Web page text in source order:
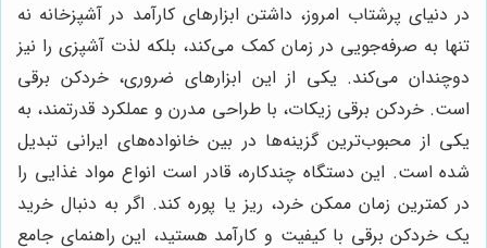
در دنیای پرشتاب امروز، داشتن ابزارهای کارآمد در آشپزخانه نه
تنها به صرفه‌جویی در زمان کمک می‌کند، بلکه لذت آشپزی را نیز
دوچندان می‌کند. یکی از این ابزارهای ضروری، خردکن برقی
است. خردکن برقی زیکات، با طراحی مدرن و عملکرد قدرتمند، به
یکی از محبوب‌ترین گزینه‌ها در بین خانواده‌های ایرانی تبدیل
شده است. این دستگاه چندکاره، قادر است انواع مواد غذایی را
در کمترین زمان ممکن خرد، ریز یا پوره کند. اگر به دنبال خرید
یک خردکن برقی با کیفیت و کارآمد هستید، این راهنمای جامع